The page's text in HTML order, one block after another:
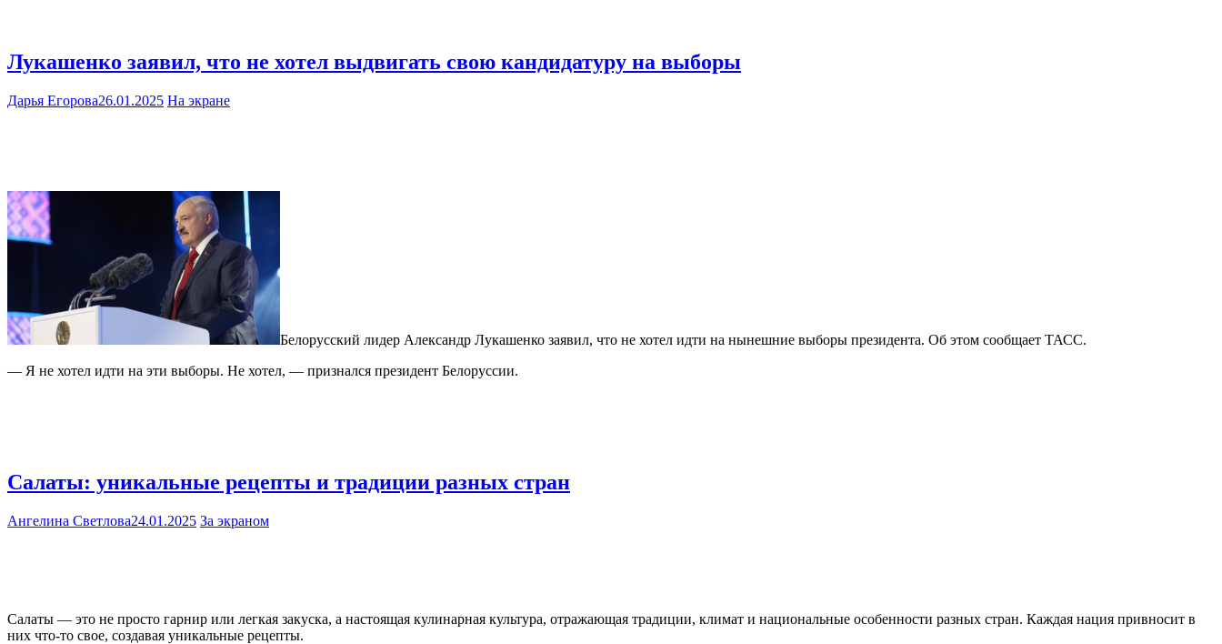
Лукашенко заявил, что не хотел выдвигать свою кандидатуру на выборы
Дарья Егорова26.01.2025 На экране
Белорусский лидер Александр Лукашенко заявил, что не хотел идти на нынешние выборы президента. Об этом сообщает ТАСС.
— Я не хотел идти на эти выборы. Не хотел, — признался президент Белоруссии.
Салаты: уникальные рецепты и традиции разных стран
Ангелина Светлова24.01.2025 За экраном
Салаты — это не просто гарнир или легкая закуска, а настоящая кулинарная культура, отражающая традиции, климат и национальные особенности разных стран. Каждая нация привносит в
них что-то свое, создавая уникальные рецепты.